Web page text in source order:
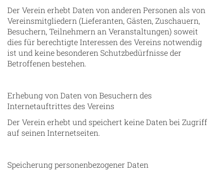
Der Verein erhebt Daten von anderen Personen als von
Vereinsmitgliedern (Lieferanten, Gästen, Zuschauern,
Besuchern, Teilnehmern an Veranstaltungen) soweit
dies für berechtigte Interessen des Vereins notwendig
ist und keine besonderen Schutzbedürfnisse der
Betroffenen bestehen.
Erhebung von Daten von Besuchern des
Internetauftrittes des Vereins
Der Verein erhebt und speichert keine Daten bei Zugriff
auf seinen Internetseiten.
Speicherung personenbezogener Daten